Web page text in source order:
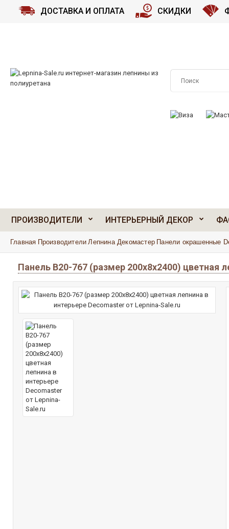
ДОСТАВКА И ОПЛАТА СКИДКИ
ПРОИЗВОДИТЕЛИ ИНТЕРЬЕРНЫЙ ДЕКОР
Главная Производители Лепнина Декомастер Панели окрашенные
Панель B20-767 (размер 200х8х2400) цветная